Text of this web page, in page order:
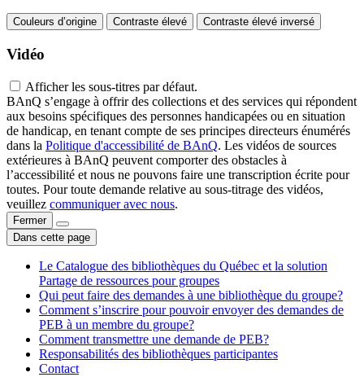
Couleurs d’origine Contraste élevé Contraste élevé inversé
Vidéo
Afficher les sous-titres par défaut.
BAnQ s’engage à offrir des collections et des services qui répondent
aux besoins spécifiques des personnes handicapées ou en situation
de handicap, en tenant compte de ses principes directeurs énumérés
dans la Politique d'accessibilité de BAnQ. Les vidéos de sources
extérieures à BAnQ peuvent comporter des obstacles à
l’accessibilité et nous ne pouvons faire une transcription écrite pour
toutes. Pour toute demande relative au sous-titrage des vidéos,
veuillez communiquer avec nous.
Fermer
Dans cette page
Le Catalogue des bibliothèques du Québec et la solution
Partage de ressources pour groupes
Qui peut faire des demandes à une bibliothèque du groupe?
Comment s’inscrire pour pouvoir envoyer des demandes de
PEB à un membre du groupe?
Comment transmettre une demande de PEB?
Responsabilités des bibliothèques participantes
Contact